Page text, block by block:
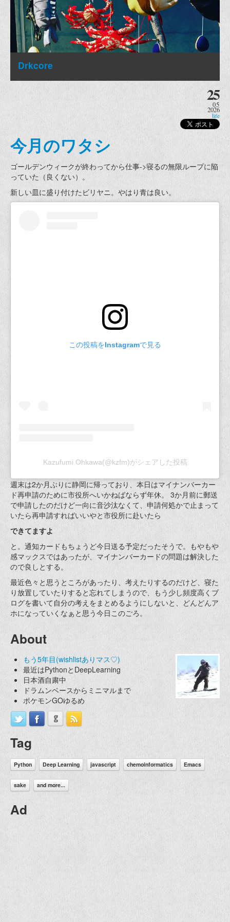
Drkcore
25
05
2026
life
今月のワタシ
ゴールデンウィークが終わってから仕事->寝るの無限ループに陥
っていた（良くない）。
新しい皿に盛り付けたビリヤニ。やはり青は良い。
この投稿をInstagramで見る
Kazufumi Ohkawa(@kzfm)がシェアした投稿
週末は2か月ぶりに静岡に帰っており、本日はマイナンバーカー
ド再申請のために市役所へいかねばならず年休。 3か月前に郵送
で申請したのだけど一向に音沙汰なくて、申請何処かで止まって
いたら再申請すればいいやと市役所に赴いたら
できてますよ
と。通知カードもちょうど今日送る予定だったそうで。もやもや
感マックスではあったが、マイナンバーカードの問題は解決した
ので良しとする。
最近色々と思うところがあったり、考えたりするのだけど、寝た
り放置していたりすると忘れてしまうので、もう少し頻度高くブ
ログを書いて自分の考えをまとめるようにしないと、どんどんア
ホになっていくなぁと思う今日このごろ。
About
もう5年目(wishlistありマス♡)
最近はPythonとDeepLearning
日本酒自粛中
ドラムンベースからミニマルまで
ポケモンGOゆるめ
Tag
Python Deep Learning javascript chemoinformatics Emacs
sake and more...
Ad